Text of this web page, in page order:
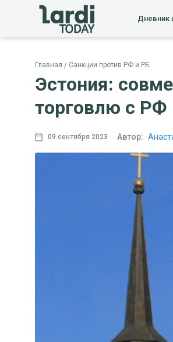
Дневник
Главная Санкции против РФ и РБ
Эстония:
торговлю с РФ
09 сентября 2023 Автор: